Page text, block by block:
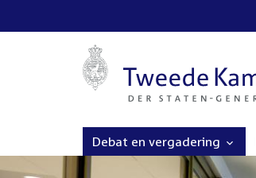
Debat en vergadering